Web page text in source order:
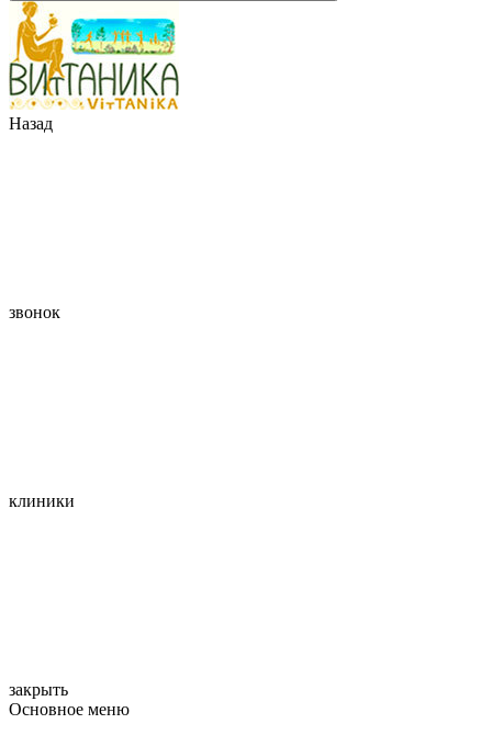
Назад
звонок
клиники
закрыть
Основное меню